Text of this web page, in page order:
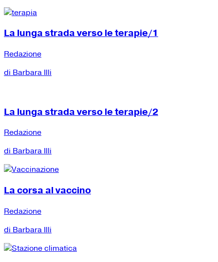
La lunga strada verso le terapie/1
Redazione
di Barbara Illi
La lunga strada verso le terapie/2
Redazione
di Barbara Illi
La corsa al vaccino
Redazione
di Barbara Illi